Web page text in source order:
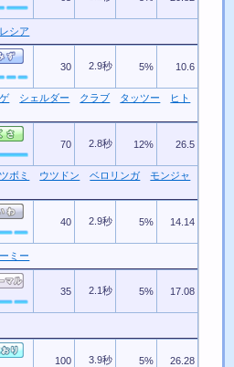
シア
30 2.9秒 5% 10.6
シェルダー クラブ タッツー
ヒト
70 2.8秒 12% 26.5
ボミ ウツドン ベロリンガ
モンジャ
40 2.9秒 5% 14.14
ミー
35 2.1秒 5% 17.08
100 3.9秒 5% 26.28